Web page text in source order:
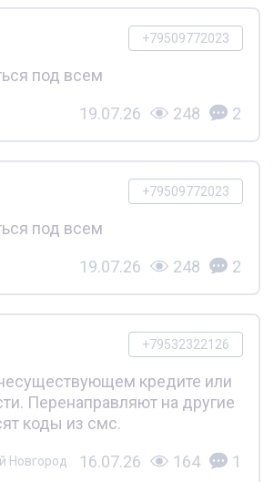
+79509772023
под всем
19.07.26 248 2
+79509772023
под всем
19.07.26 248 2
+79532322126
кредите или
Перенаправляют на другие
коды из смс.
Новгород 16.07.26 164 1